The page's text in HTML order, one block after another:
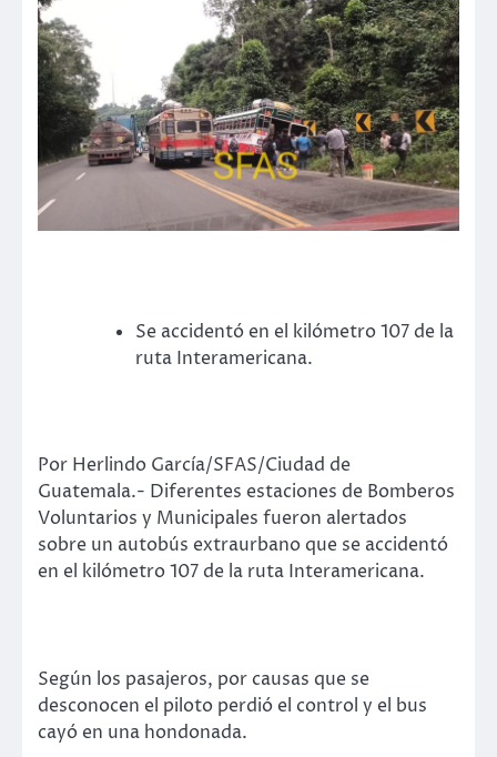
Se accidentó en el kilómetro 107 de la
ruta Interamericana.
Por Herlindo García/SFAS/Ciudad de
Guatemala.- Diferentes estaciones de Bomberos
Voluntarios y Municipales fueron alertados
sobre un autobús extraurbano que se accidentó
en el kilómetro 107 de la ruta Interamericana.
Según los pasajeros, por causas que se
desconocen el piloto perdió el control y el bus
cayó en una hondonada.